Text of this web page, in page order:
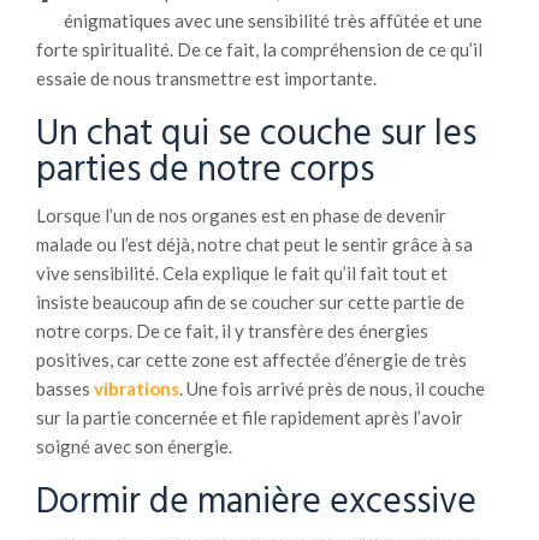
énigmatiques avec une sensibilité très affûtée et une
forte spiritualité. De ce fait, la compréhension de ce qu’il
essaie de nous transmettre est importante.
Un chat qui se couche sur les
parties de notre corps
Lorsque l’un de nos organes est en phase de devenir
malade ou l’est déjà, notre chat peut le sentir grâce à sa
vive sensibilité. Cela explique le fait qu’il fait tout et
insiste beaucoup afin de se coucher sur cette partie de
notre corps. De ce fait, il y transfère des énergies
positives, car cette zone est affectée d’énergie de très
basses vibrations. Une fois arrivé près de nous, il couche
sur la partie concernée et file rapidement après l’avoir
soigné avec son énergie.
Dormir de manière excessive